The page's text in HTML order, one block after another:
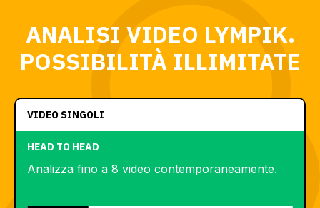
ANALISI VIDEO LYMPIK.
POSSIBILITÀ ILLIMITATE
VIDEO SINGOLI
HEAD TO HEAD
Analizza fino a 8 video contemporaneamente.